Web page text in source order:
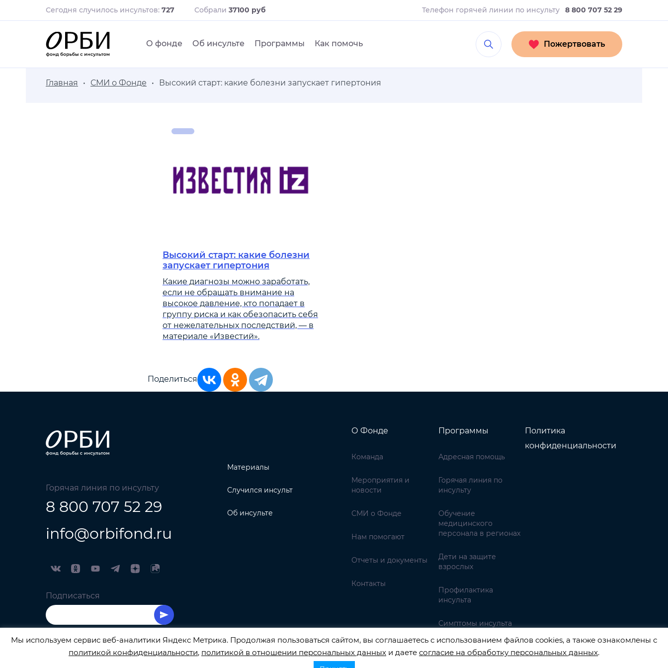
Сегодня случилось инсультов: 727 Собрали 37100 руб Телефон горячей линии по инсульту 8 800 707 52 29
О фонде Об инсульте Программы Как помочь Пожертвовать
Главная СМИ о Фонде Высокий старт: какие болезни запускает гипертония
Высокий старт: какие болезни
запускает гипертония
Какие диагнозы можно заработать,
если не обращать внимание на
высокое давление, кто попадает в
группу риска и как обезопасить себя
от нежелательных последствий, — в
материале «Известий».
Поделиться
Горячая линия по инсульту
8 800 707 52 29
info@orbifond.ru
Подписаться
Материалы
Случился инсульт
Об инсульте
О Фонде
Команда
Мероприятия и
новости
СМИ о Фонде
Нам помогают
Отчеты и документы
Контакты
Программы
Адресная помощь
Горячая линия по
инсульту
Обучение
медицинского
персонала в регионах
Дети на защите
взрослых
Профилактика
инсульта
Симптомы инсульта
Политика
конфиденциальности
Мы используем сервис веб-аналитики Яндекс Метрика. Продолжая пользоваться сайтом, вы соглашаетесь с использованием файлов cookies, а также ознакомлены с
политикой конфиденциальности, политикой в отношении персональных данных и даете согласие на обработку персональных данных.